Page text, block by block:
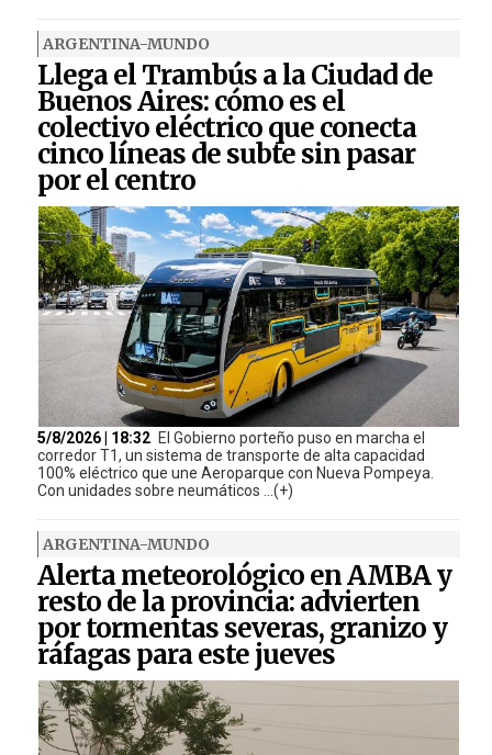
ARGENTINA-MUNDO
Llega el Trambús a la Ciudad de
Buenos Aires: cómo es el
colectivo eléctrico que conecta
cinco líneas de subte sin pasar
por el centro
5/8/2026 | 18:32 El Gobierno porteño puso en marcha el
corredor T1, un sistema de transporte de alta capacidad
100% eléctrico que une Aeroparque con Nueva Pompeya.
Con unidades sobre neumáticos ...(+)
ARGENTINA-MUNDO
Alerta meteorológico en AMBA y
resto de la provincia: advierten
por tormentas severas, granizo y
ráfagas para este jueves